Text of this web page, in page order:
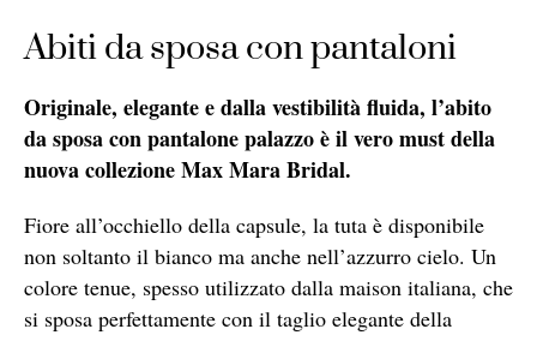
Abiti da sposa con pantaloni
Originale, elegante e dalla vestibilità fluida, l’abito
da sposa con pantalone palazzo è il vero must della
nuova collezione Max Mara Bridal.
Fiore all’occhiello della capsule, la tuta è disponibile
non soltanto il bianco ma anche nell’azzurro cielo. Un
colore tenue, spesso utilizzato dalla maison italiana, che
si sposa perfettamente con il taglio elegante della